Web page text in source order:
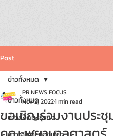
Post
ข่าวทั้งหมด
ข่าวสังคม-ธุรกิจ
ข่าวทั้งหมด
ขอเชิญร่วมงานประชุ
PR NEWS FOCUS
Nov 2, 20221 min read